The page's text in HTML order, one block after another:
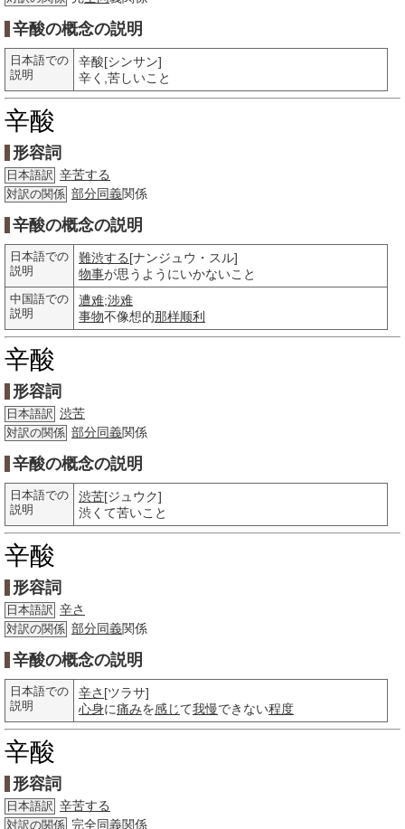
辛酸の概念の説明
日本語での
説明
辛酸[シンサン]
辛く,苦しいこと
辛酸
形容詞
日本語訳 辛苦する
対訳の関係 部分同義関係
辛酸の概念の説明
日本語での
説明
難渋する[ナンジュウ・スル]
物事が思うようにいかないこと
中国語での
説明
遭难;涉难
事物不像想的那样顺利
辛酸
形容詞
日本語訳 渋苦
対訳の関係 部分同義関係
辛酸の概念の説明
日本語での
説明
渋苦[ジュウク]
渋くて苦いこと
辛酸
形容詞
日本語訳 辛さ
対訳の関係 部分同義関係
辛酸の概念の説明
日本語での
説明
辛さ [ツラサ]
心身に痛みを感じて我慢できない程度
辛酸
形容詞
日本語訳 辛苦する
対訳の関係 完全同義関係